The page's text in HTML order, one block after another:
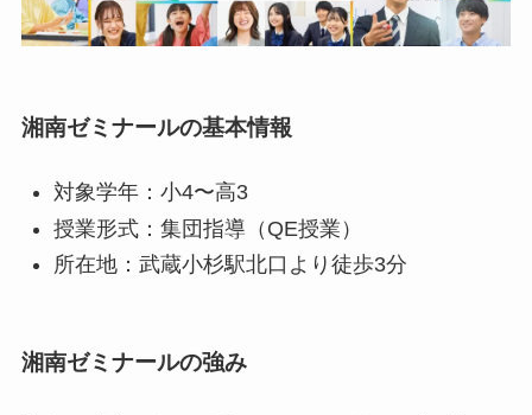
湘南ゼミナールの基本情報
対象学年：小4〜高3
授業形式：集団指導（QE授業）
所在地：武蔵小杉駅北口より徒歩3分
湘南ゼミナールの強み